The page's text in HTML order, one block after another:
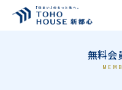
無料会